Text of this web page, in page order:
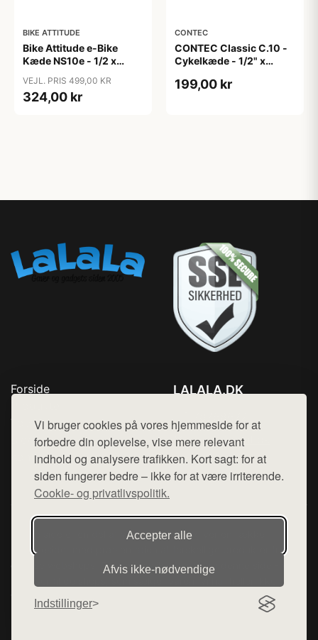
Vi bruger cookies på vores hjemmeside for at
forbedre din oplevelse, vise mere relevant
indhold og analysere trafikken. Kort sagt: for at
siden fungerer bedre – ikke for at være irriterende.
Cookie- og privatlivspolitik.
Accepter alle
Afvis ikke‑nødvendige
Indstillinger
BIKE ATTITUDE
Bike Attitude e-Bike
Kæde NS10e - 1/2 x
136 led
VEJL. PRIS 499,00 KR
324,00 kr
CONTEC
CONTEC Classic C.10 -
Cykelkæde - 1/2" x
Led - Sølv/Sort
199,00 kr
Forside
Top Rabatter
Blog
Kontakt
LALALA.DK
Mail: hej@want.dk
Cookie- og privatlivspolitik
Denne side er en del af want.dk, der udgiver en række
hjemmesider med præsentation af forskellige produkter fra
diverse webshops. Der sælges ikke varer fra denne side - vi
varerne på lager.